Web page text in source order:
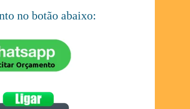
no botão abaixo: